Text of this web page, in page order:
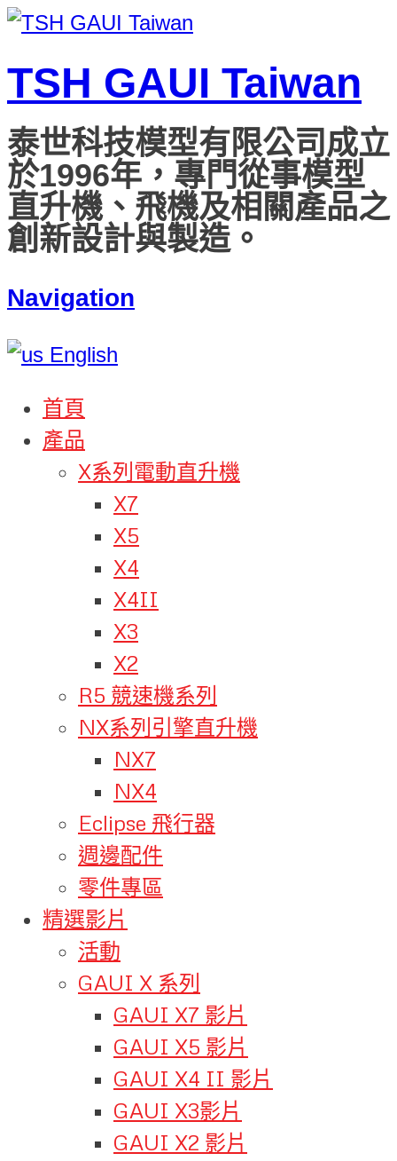
TSH GAUI Taiwan
泰世科技模型有限公司成立
於1996年，專門從事模型
直升機、飛機及相關產品之
創新設計與製造。
Navigation
English
首頁
產品
X系列電動直升機
X7
X5
X4
X4II
X3
X2
R5 競速機系列
NX系列引擎直升機
NX7
NX4
Eclipse 飛行器
週邊配件
零件專區
精選影片
活動
GAUI X 系列
GAUI X7 影片
GAUI X5 影片
GAUI X4 II 影片
GAUI X3影片
GAUI X2 影片